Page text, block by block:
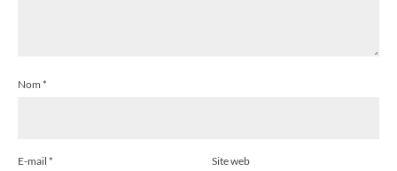
Nom *
E-mail * Site web